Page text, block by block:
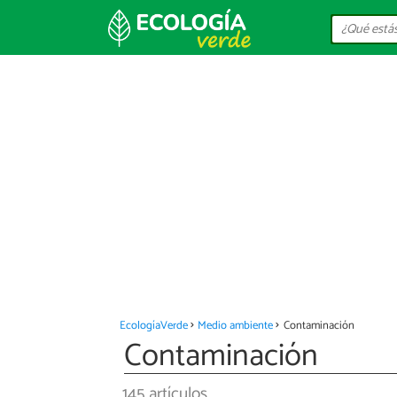
EcologíaVerde Medio ambiente Contaminación
Contaminación